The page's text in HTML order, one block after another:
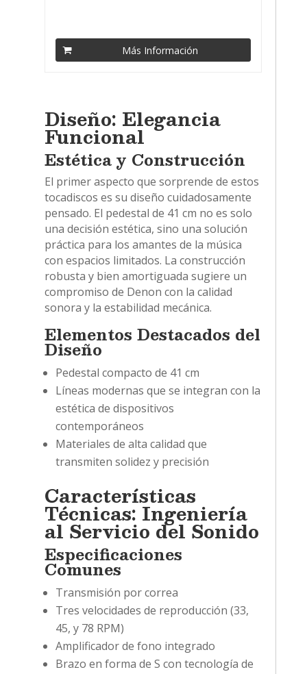
Más Información
Diseño: Elegancia
Funcional
Estética y Construcción
El primer aspecto que sorprende de estos
tocadiscos es su diseño cuidadosamente
pensado. El pedestal de 41 cm no es solo
una decisión estética, sino una solución
práctica para los amantes de la música
con espacios limitados. La construcción
robusta y bien amortiguada sugiere un
compromiso de Denon con la calidad
sonora y la estabilidad mecánica.
Elementos Destacados del
Diseño
Pedestal compacto de 41 cm
Líneas modernas que se integran con la
estética de dispositivos
contemporáneos
Materiales de alta calidad que
transmiten solidez y precisión
Características
Técnicas: Ingeniería
al Servicio del Sonido
Especificaciones
Comunes
Transmisión por correa
Tres velocidades de reproducción (33,
45, y 78 RPM)
Amplificador de fono integrado
Brazo en forma de S con tecnología de